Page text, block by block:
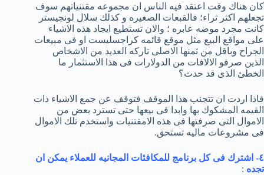
كان هناك وقت اعتقد فيه الناس ان مجموعه مقتنياتهم سوف
تجعلهم اكثر ثراء؛ فالقبعات الصغيره و كذلك سلال لونجيستر
كانت مجرد موضه عابره ؛ والان تستطيع ايجاد هذه الاشياء
على مواقع البيع مثل موقع قائمه كراجسليست او فى مبيعات
الجراح وباقل من ثمنها الاصلى تاركه العديد من الاشخاص
الذين صرفو الالافات من الدولارات فى هذا الاستثمار ما
الخطئ الذى قد حدث؟
فاذا اردت ان تتجنب هذا الموقف فتوقف عن جمع الاشياء ذات
القيمه المشكوك بها وابدا فى بيعها حتى تسترد بعض من
الاموال التى صرفتها فى هذه الامقتنيات واستخدم تلك الاموال
فى مشروعات ماليه تستحق.
٤- اشترك فى كل برنامج للمكافئات المجانيه للعملاء يمكن ان
تجده :